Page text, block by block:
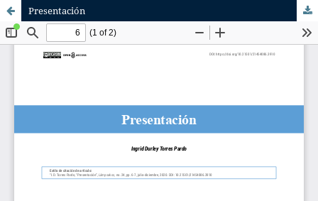
Presentación